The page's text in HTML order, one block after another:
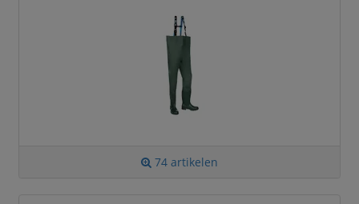
74 artikelen